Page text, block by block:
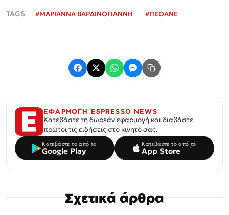
#ΜΑΡΙΑΝΝΑ ΒΑΡΔΙΝΟΓΙΑΝΝΗ #ΠΕΘΑΝΕ
ΕΦΑΡΜΟΓΗ ESPRESSO NEWS
Κατεβάστε τη δωρεάν εφαρμογή και διαβάστε
πρώτοι τις ειδήσεις στο κινητό σας.
Κατεβάστε το από το
Google Play
Κατεβάστε το από το
App Store
Σχετικά άρθρα